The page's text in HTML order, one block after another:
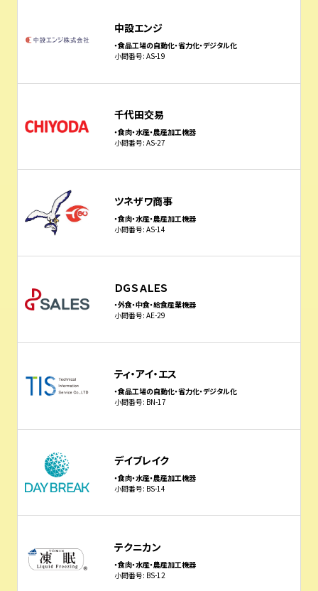
中設エンジ
・食品工場の自動化・省力化・デジタル化
小間番号: AS-19
千代田交易
・食肉・水産・農産加工機器
小間番号: AS-27
ツネザワ商事
・食肉・水産・農産加工機器
小間番号: AS-14
ＤＧＳＡＬＥＳ
・外食・中食・給食産業機器
小間番号: AE-29
ティ・アイ・エス
・食品工場の自動化・省力化・デジタル化
小間番号: BN-17
デイブレイク
・食肉・水産・農産加工機器
小間番号: BS-14
テクニカン
・食肉・水産・農産加工機器
小間番号: BS-12